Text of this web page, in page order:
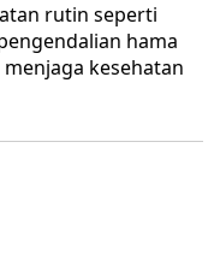
rutin seperti
hama
kesehatan